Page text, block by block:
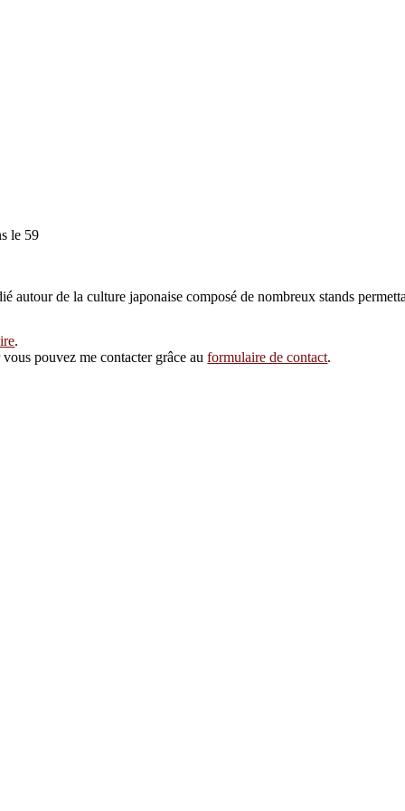
le 59
autour de la culture japonaise composé de nombreux stands
.
pouvez me contacter grâce auformulaire de contact.